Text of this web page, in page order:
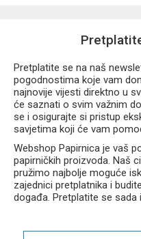
Pretplatite se na naš
pogodnostima koje vam
najnovije vijesti direktno u
će saznati o svim važnim
se i osigurajte si pristup
savjetima koji će vam
Webshop Papirnica je vaš
papirničkih proizvoda. Naš
pružimo najbolje moguće
zajednici pretplatnika i
događa. Pretplatite se